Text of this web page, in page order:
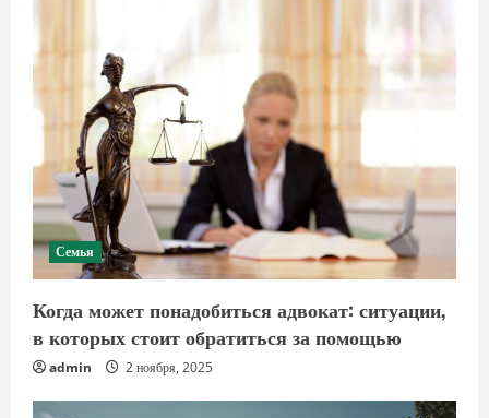
Семья
Когда может понадобиться адвокат: ситуации,
в которых стоит обратиться за помощью
admin 2 ноября, 2025